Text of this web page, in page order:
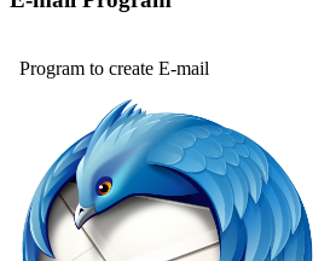
Program to create E-mail